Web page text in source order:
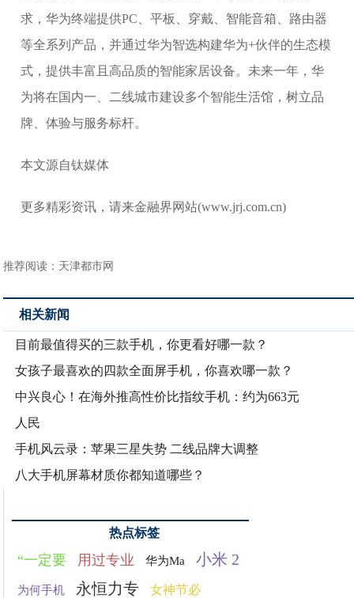
求，华为终端提供PC、平板、穿戴、智能音箱、路由器
等全系列产品，并通过华为智选构建华为+伙伴的生态模
式，提供丰富且高品质的智能家居设备。未来一年，华
为将在国内一、二线城市建设多个智能生活馆，树立品
牌、体验与服务标杆。
本文源自钛媒体
更多精彩资讯，请来金融界网站(www.jrj.com.cn)
推荐阅读： 天津都市网
相关新闻
目前最值得买的三款手机，你更看好哪一款？
女孩子最喜欢的四款全面屏手机，你喜欢哪一款？
中兴良心！在海外推高性价比指纹手机：约为663元
人民
手机风云录：苹果三星失势 二线品牌大调整
八大手机屏幕材质你都知道哪些？
热点标签
“一定要 用过专业 华为Ma 小米 2
为何手机 永恒力专 女神节必